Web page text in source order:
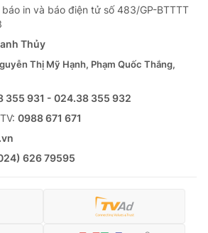
in và báo điện tử số 483/GP-BTTTT
Thủy
Thị Mỹ Hạnh, Phạm Quốc Thắng,
355 931 - 024.38 355 932
0988 671 671
626 79595